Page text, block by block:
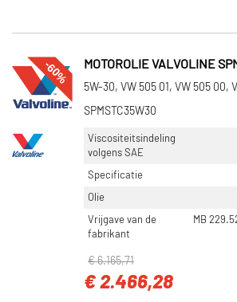
-60% MOTOROLIE VALVOLINE
5W-30, VW 505 01, VW 505 00,
SPMSTC35W30
Viscositeitsindeling
volgens SAE
Specificatie
Olie
Vrijgave van de
fabrikant
MB
€ 6.165,71
€ 2.466,28